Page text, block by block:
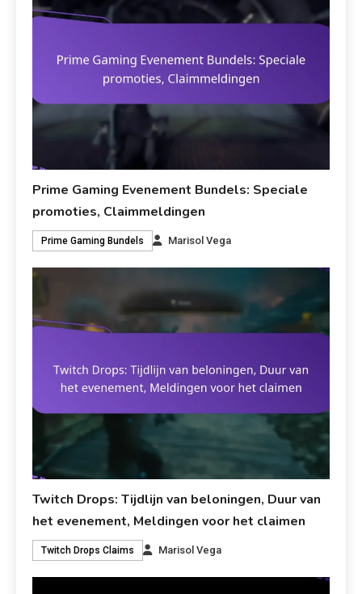
Prime Gaming Evenement Bundels: Speciale
promoties, Claimmeldingen
Prime Gaming Bundels Marisol Vega
Twitch Drops: Tijdlijn van beloningen, Duur van
het evenement, Meldingen voor het claimen
Twitch Drops Claims Marisol Vega